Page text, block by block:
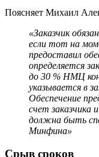
Поясняет Михаил
«Заказчик
если тот на
предоставил
определяется
до 30 % НМЦ
указывается в
Обеспечение
счет заказчика
должна быть
Минфина»
Срыв сроков